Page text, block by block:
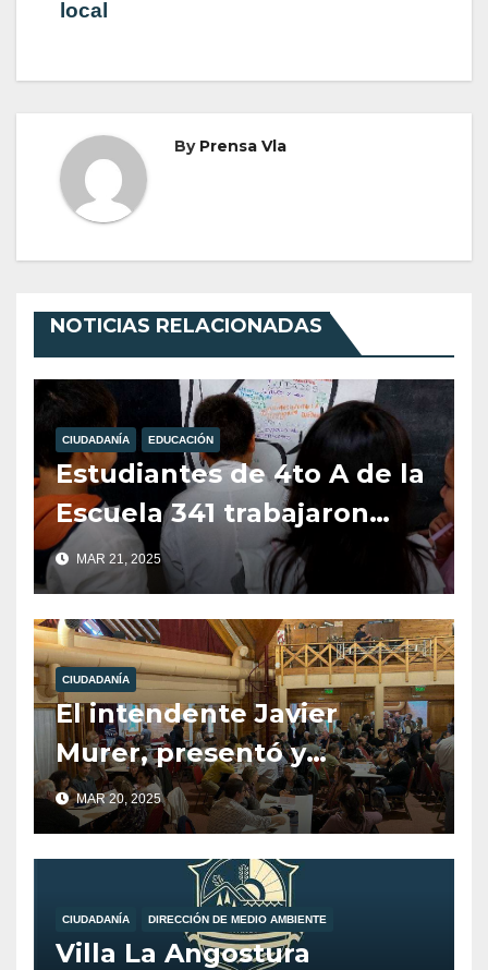
local
By Prensa Vla
NOTICIAS RELACIONADAS
CIUDADANÍA EDUCACIÓN
Estudiantes de 4to A de la
Escuela 341 trabajaron
sobre la “Tenencia
Responsable de Perros”
MAR 21, 2025
CIUDADANÍA
El intendente Javier
Murer, presentó y
participó en el Taller
Acuerdo para la
Planificación Sostenible
de Villa La Angostura.
MAR 20, 2025
CIUDADANÍA DIRECCIÓN DE MEDIO AMBIENTE
Villa La Angostura